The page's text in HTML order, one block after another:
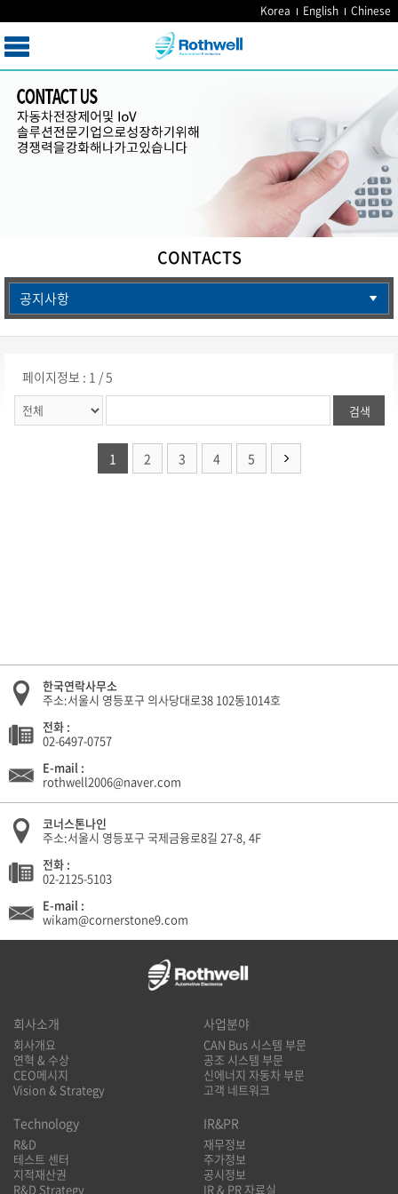
Korea English Chinese
CONTACTS
공지사항
페이지정보 : 1 / 5
검색
1 2 3 4 5
한국연락사무소
주소:서울시 영등포구 의사당대로38 102동1014호
전화 :
02-6497-0757
E-mail :
rothwell2006@naver.com
코너스톤나인
주소:서울시 영등포구 국제금융로8길 27-8, 4F
전화 :
02-2125-5103
E-mail :
wikam@cornerstone9.com
회사소개
회사개요
연혁 & 수상
CEO메시지
Vision & Strategy
사업분야
CAN Bus 시스템 부문
공조 시스템 부문
신에너지 자동차 부문
고객 네트워크
Technology
R&D
테스트 센터
지적재산권
R&D Strategy
IR&PR
재무정보
주가정보
공시정보
IR & PR 자료실